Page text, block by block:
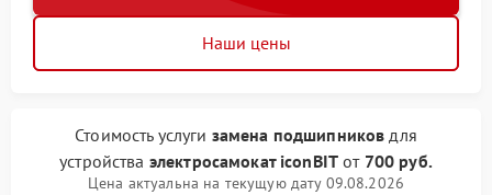
Наши цены
Стоимость услуги замена подшипников для
устройства электросамокат iconBIT от 700 руб.
Цена актуальна на текущую дату 09.08.2026